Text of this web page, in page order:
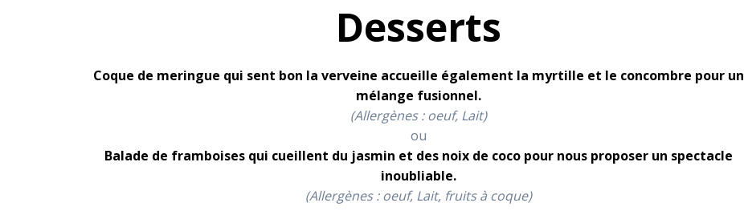
Desserts
Coque de meringue qui sent bon la verveine accueille également la myrtille et le concombre pour un
mélange fusionnel.
(Allergènes : oeuf, Lait)
ou
Balade de framboises qui cueillent du jasmin et des noix de coco pour nous proposer un spectacle
inoubliable.
(Allergènes :oeuf, Lait, fruits à coque)